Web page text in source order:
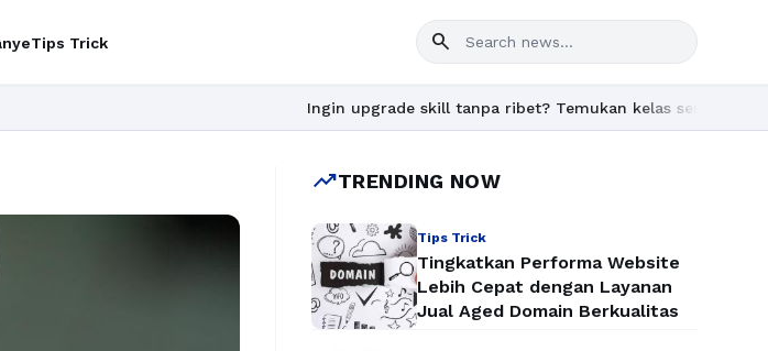
Tips Trick search
Ingin upgrade skill tanpa ribet? Temukan kelas seru dan materi
trending_upTRENDING NOW
Tips Trick
Tingkatkan Performa Website
Lebih Cepat dengan Layanan
Jual Aged Domain Berkualitas